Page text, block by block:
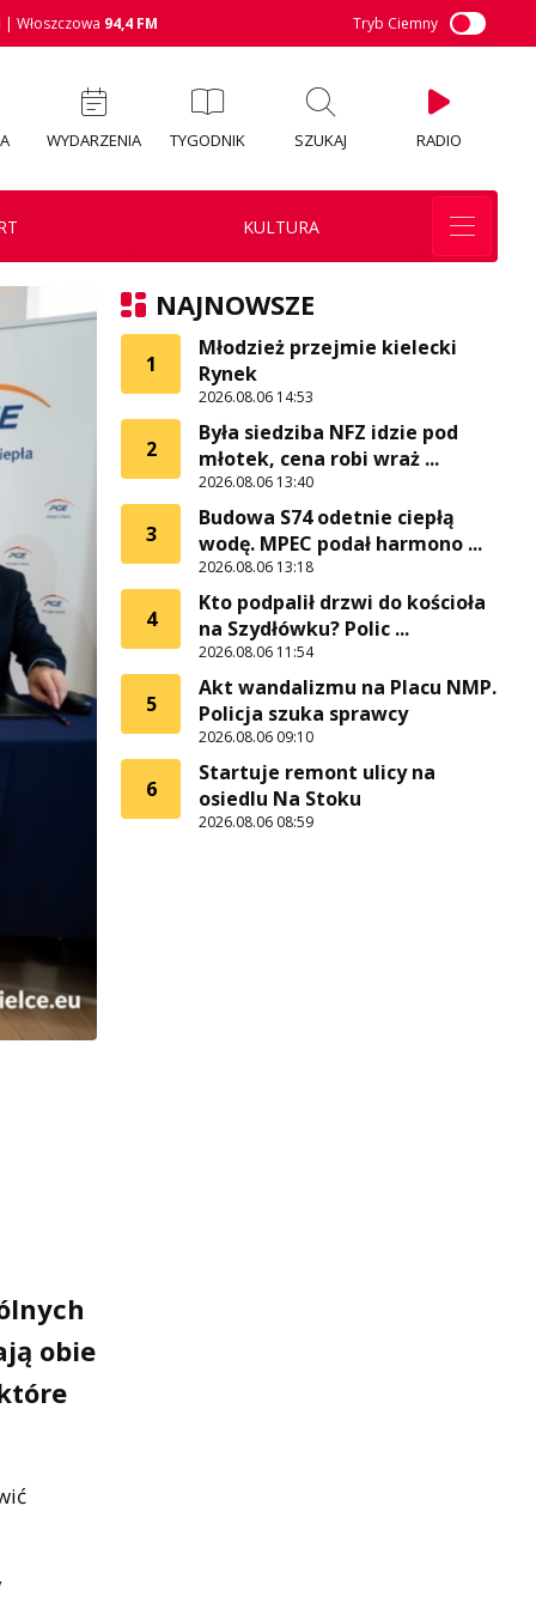
| Włoszczowa 94,4 FM Tryb Ciemny
WYDARZENIA TYGODNIK SZUKAJ RADIO
KULTURA
obie
NAJNOWSZE
1
Młodzież przejmie kielecki
Rynek
2026.08.06 14:53
2
Była siedziba NFZ idzie pod
młotek, cena robi wraż ...
2026.08.06 13:40
3
Budowa S74 odetnie ciepłą
wodę. MPEC podał harmono ...
2026.08.06 13:18
4
Kto podpalił drzwi do kościoła
na Szydłówku? Polic ...
2026.08.06 11:54
5
Akt wandalizmu na Placu NMP.
Policja szuka sprawcy
2026.08.06 09:10
6
Startuje remont ulicy na
osiedlu Na Stoku
2026.08.06 08:59